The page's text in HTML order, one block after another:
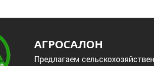
АГРОСАЛОН
Предлагаем